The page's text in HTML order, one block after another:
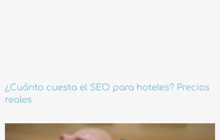
¿Cuánto cuesta el SEO para hoteles? Precios
reales